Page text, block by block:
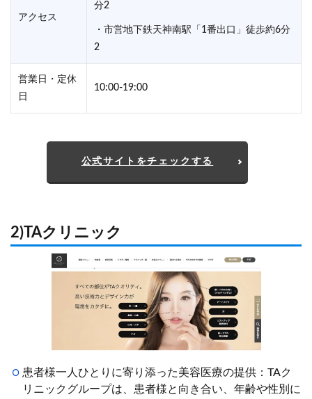
アクセス
分2
・市営地下鉄天神南駅「1番出口」徒歩約6分
2
営業日・定休
日
10:00-19:00
公式サイトをチェックする
2)TAクリニック
患者様一人ひとりに寄り添った美容医療の提供：TAク
リニックグループは、患者様と向き合い、年齢や性別に